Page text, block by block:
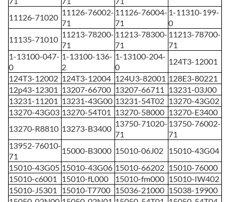
11126-71020
11126-76002-
71
11126-76004-
71
1-11310-199-
0
11135-71010
11213-78200-
71
11213-78300-
71
11213-78700-
71
1-13100-047-
0
1-13100-136-
2
1-13100-204-
0
124T3-12001
124T3-12002 124T3-12004 124U3-82001 128E3-80221
12p43-12301 13207-66700 13207-66711 13231-03J00
13231-11201 13231-43G00 13231-54T02 13270-43G02
13270-43G03 13270-54T01 13270-58000 13270-E3400
13270-R8810 13273-B3400
13750-71020-
71
13750-76002-
71
13952-76010-
71
15000-B3000 15010-06J02 15010-43G04
15010-43G05 15010-43G06 15010-66202 15010-76000
15010-c6001
15010-fL000 15010-fm000 15010-IW402
15010-J5301
15010-T7700 15036-21000 15038-19900